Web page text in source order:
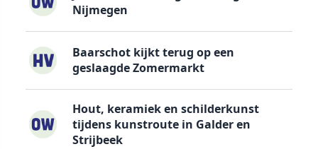
Nijmegen
Baarschot kijkt terug op een
geslaagde Zomermarkt
Hout, keramiek en schilderkunst
tijdens kunstroute in Galder en
Strijbeek